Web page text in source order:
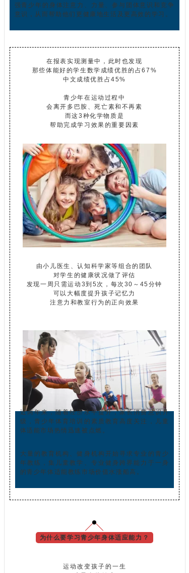
强青少年的身体注意力、力量、参与团体意识和竞争
意识，从而帮助他们更健康地生活及更高效的学习。
在报表实现测量中，此时也发现
那些体能好的学生数学成绩优胜的占67%
中文成绩优胜占45%
青少年在运动过程中
会离开多巴胺、死亡素和不再素
而这3种化学物质是
帮助完成学习效果的重要因素
由小儿医生、认知科学家等组合的团队
对学生的健康状况做了评估
发现一周只需运动3到5次，每次30～45分钟
可以大幅度提升孩子记忆力
注意力和教室行为的正向效果
近两年来，随着经济水平提升，家长消费意识升
级， 青少年体育培训的素质教育高度关注，儿童
体适能市场热情迅速被点燃。
大量的教育机构、健身机构开始寻求专业的青少
年教练，集儿童教学、专业健身跨界能力于一身
的青少年体适能教练市场价值水涨船高。
为什么要学习青少年身体适应能力？
运动改变孩子的一生